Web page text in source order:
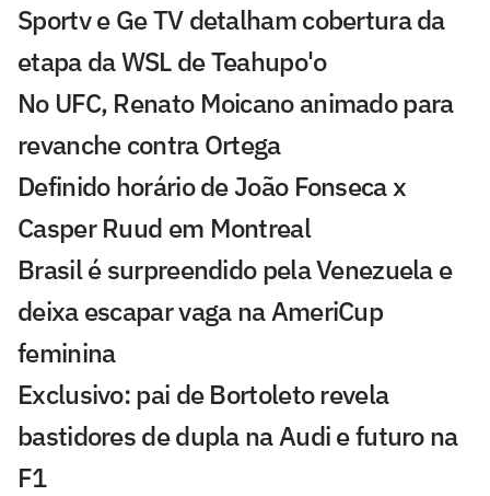
Sportv e Ge TV detalham cobertura da
etapa da WSL de Teahupo'o
No UFC, Renato Moicano animado para
revanche contra Ortega
Definido horário de João Fonseca x
Casper Ruud em Montreal
Brasil é surpreendido pela Venezuela e
deixa escapar vaga na AmeriCup
feminina
Exclusivo: pai de Bortoleto revela
bastidores de dupla na Audi e futuro na
F1